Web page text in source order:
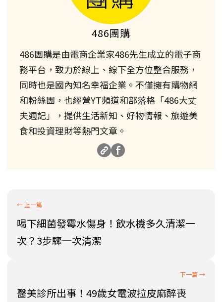
486團購
486團購是由電商企業家486先生成立的電子商
務平台，致力於線上、線下全方位整合服務，
同時也是國內知名幸福企業。不僅擁有購物網
和粉絲團，也經營YT頻道和部落格「486大丈
夫週記」，提供生活新知、好物情報、旅遊美
食和投資理財等熱門文章。
喝下細菌發霉水傷身！飲水機多久清潔一
次？3步驟一次清潔
醫美診所出事！49歲女電波拉皮麻醉喪